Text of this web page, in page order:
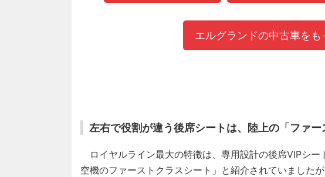
エルグランドの中古車を
左右で役割が違う後席シートは、陸上の「ファー
ロイヤルライン最大の特徴は、専用設計の後席VIPシー
空機のファーストクラスシート」と紹介されていました